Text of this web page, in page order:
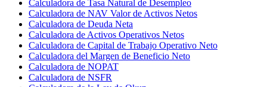
Calculadora de Tasa Natural de Desempleo
Calculadora de NAV Valor de Activos Netos
Calculadora de Deuda Neta
Calculadora de Activos Operativos Netos
Calculadora de Capital de Trabajo Operativo Neto
Calculadora del Margen de Beneficio Neto
Calculadora de NOPAT
Calculadora de NSFR